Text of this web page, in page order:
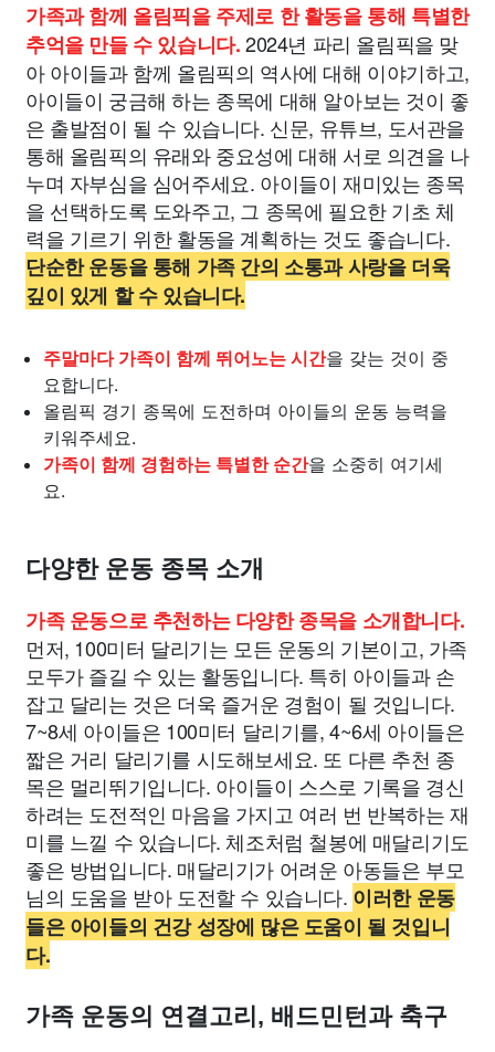
가족과 함께 올림픽을 주제로 한 활동을 통해 특별한
추억을 만들 수 있습니다.2024년 파리 올림픽을 맞
아 아이들과 함께 올림픽의 역사에 대해 이야기하고,
아이들이 궁금해 하는 종목에 대해 알아보는 것이 좋
은 출발점이 될 수 있습니다. 신문, 유튜브, 도서관을
통해 올림픽의 유래와 중요성에 대해 서로 의견을 나
누며 자부심을 심어주세요. 아이들이 재미있는 종목
을 선택하도록 도와주고, 그 종목에 필요한 기초 체
력을 기르기 위한 활동을 계획하는 것도 좋습니다.
단순한 운동을 통해 가족 간의 소통과 사랑을 더욱
깊이 있게 할 수 있습니다.
주말마다 가족이 함께 뛰어노는 시간을 갖는 것이 중
요합니다.
올림픽 경기 종목에 도전하며 아이들의 운동 능력을
키워주세요.
가족이 함께 경험하는 특별한 순간을 소중히 여기세
요.
다양한 운동 종목 소개
가족 운동으로 추천하는 다양한 종목을 소개합니다.
먼저, 100미터 달리기는 모든 운동의 기본이고, 가족
모두가 즐길 수 있는 활동입니다. 특히 아이들과 손
잡고 달리는 것은 더욱 즐거운 경험이 될 것입니다.
7~8세 아이들은 100미터 달리기를, 4~6세 아이들은
짧은 거리 달리기를 시도해보세요. 또 다른 추천 종
목은 멀리뛰기입니다. 아이들이 스스로 기록을 경신
하려는 도전적인 마음을 가지고 여러 번 반복하는 재
미를 느낄 수 있습니다. 체조처럼 철봉에 매달리기도
좋은 방법입니다. 매달리기가 어려운 아동들은 부모
님의 도움을 받아 도전할 수 있습니다. 이러한 운동
들은 아이들의 건강 성장에 많은 도움이 될 것입니
다.
가족 운동의 연결고리, 배드민턴과 축구